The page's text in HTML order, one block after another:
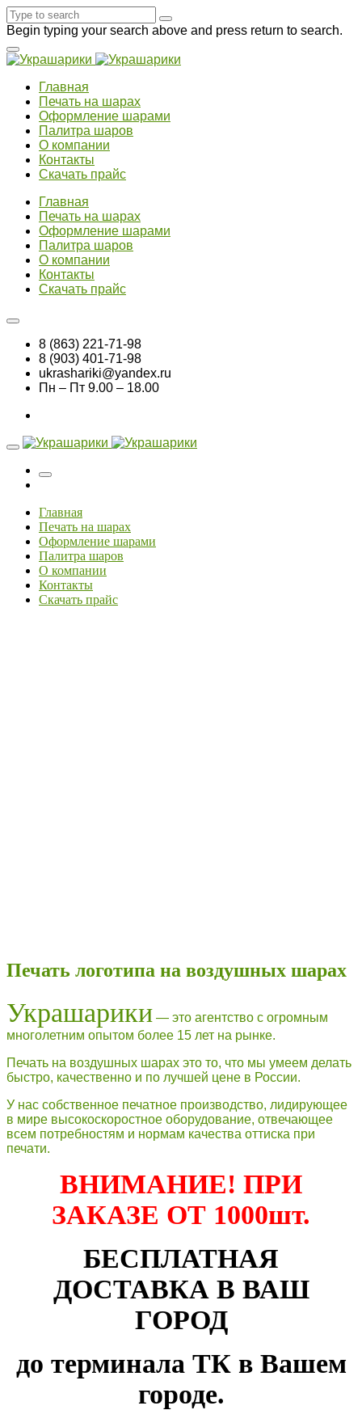
Begin typing your search above and press return to search.
Главная
Печать на шарах
Оформление шарами
Палитра шаров
О компании
Контакты
Скачать прайс
Главная
Печать на шарах
Оформление шарами
Палитра шаров
О компании
Контакты
Скачать прайс
8 (863) 221-71-98
8 (903) 401-71-98
ukrashariki@yandex.ru
Пн – Пт 9.00 – 18.00
Главная
Печать на шарах
Оформление шарами
Палитра шаров
О компании
Контакты
Скачать прайс
Печать логотипа на воздушных шарах
Украшарики — это агентство с огромным
многолетним опытом более 15 лет на рынке.
Печать на воздушных шарах это то, что мы умеем делать
быстро, качественно и по лучшей цене в России.
У нас собственное печатное производство, лидирующее
в мире высокоскоростное оборудование, отвечающее
всем потребностям и нормам качества оттиска при
печати.
ВНИМАНИЕ! ПРИ
ЗАКАЗЕ ОТ 1000шт.
БЕСПЛАТНАЯ
ДОСТАВКА В ВАШ
ГОРОД
до терминала ТК в Вашем
городе.